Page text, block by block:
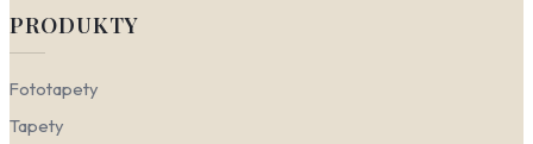
PRODUKTY
Fototapety
Tapety